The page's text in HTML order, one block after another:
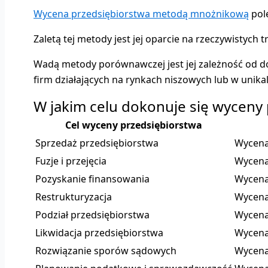
Wycena przedsiębiorstwa metodą mnożnikową
Zaletą tej metody jest jej oparcie na rzeczywistych
Wadą metody porównawczej jest jej zależność od
firm działających na rynkach niszowych lub w
W jakim celu dokonuje się
Cel wyceny przedsiębiorstwa
Sprzedaż przedsiębiorstwa
Fuzje i przejęcia
Pozyskanie finansowania
Restrukturyzacja
Podział przedsiębiorstwa
Likwidacja przedsiębiorstwa
Rozwiązanie sporów sądowych